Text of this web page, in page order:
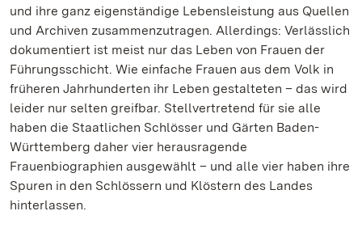
und ihre ganz eigenständige Lebensleistung aus Quellen
und Archiven zusammenzutragen. Allerdings: Verlässlich
dokumentiert ist meist nur das Leben von Frauen der
Führungsschicht. Wie einfache Frauen aus dem Volk in
früheren Jahrhunderten ihr Leben gestalteten – das wird
leider nur selten greifbar. Stellvertretend für sie alle
haben die Staatlichen Schlösser und Gärten Baden-
Württemberg daher vier herausragende
Frauenbiographien ausgewählt – und alle vier haben ihre
Spuren in den Schlössern und Klöstern des Landes
hinterlassen.